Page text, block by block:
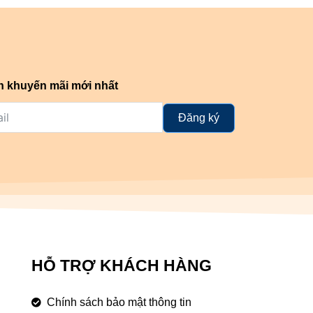
khuyến mãi mới nhất
Đăng ký
HỖ TRỢ KHÁCH HÀNG
Chính sách bảo mật thông tin